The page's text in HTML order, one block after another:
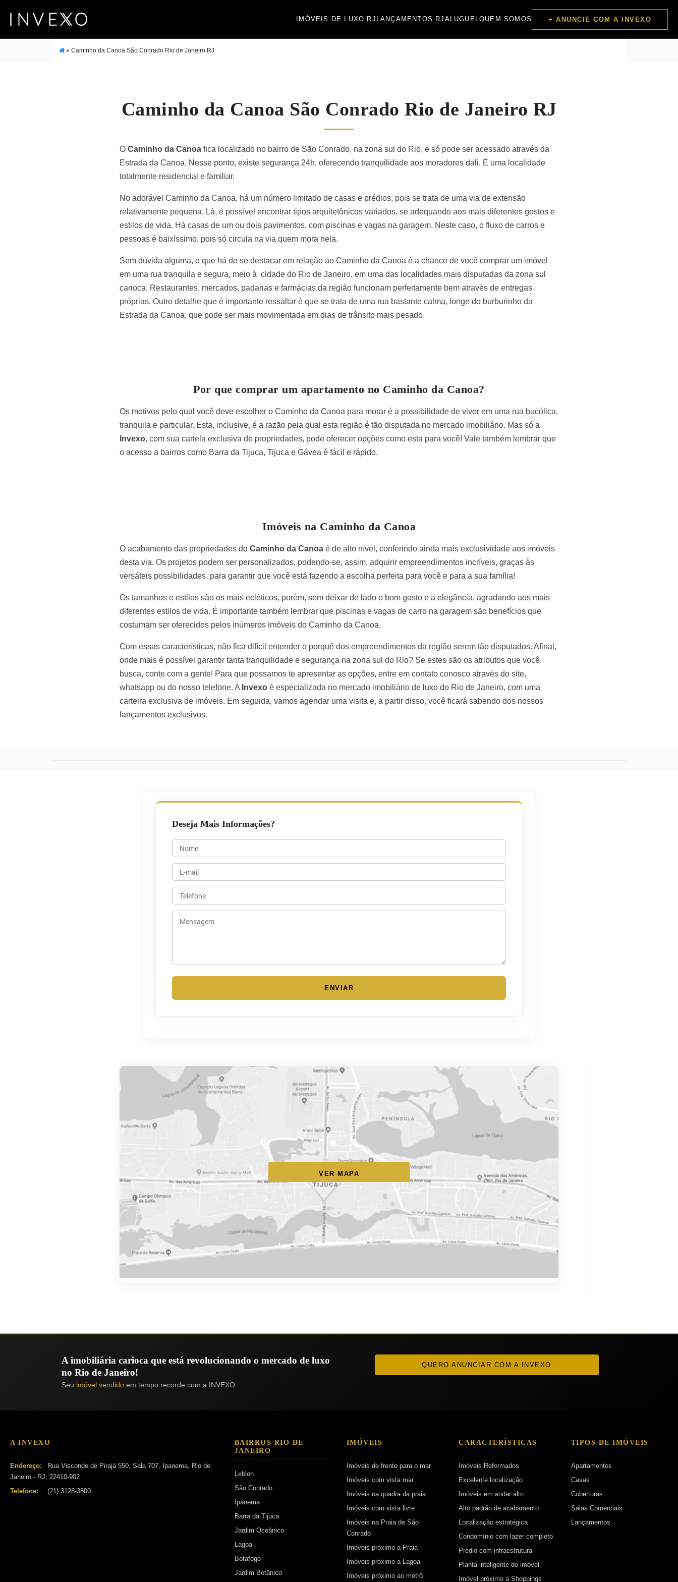
IMÓVEIS DE LUXO RJ LANÇAMENTOS RJ ALUGUELQUEM SOMOS + ANUNCIE COM A INVEXO
» Caminho da Canoa São Conrado Rio de Janeiro RJ
Caminho da Canoa São Conrado Rio de Janeiro RJ
O Caminho da Canoa fica localizado no bairro de São Conrado, na zona sul do Rio, e só pode ser acessado através da
Estrada da Canoa. Nesse ponto, existe segurança 24h, oferecendo tranquilidade aos moradores dali. É uma localidade
totalmente residencial e familiar.
No adorável Caminho da Canoa, há um número limitado de casas e prédios, pois se trata de uma via de extensão
relativamente pequena. Lá, é possível encontrar tipos arquitetônicos variados, se adequando aos mais diferentes gostos e
estilos de vida. Há casas de um ou dois pavimentos, com piscinas e vagas na garagem. Neste caso, o fluxo de carros e
pessoas é baixíssimo, pois só circula na via quem mora nela.
Sem dúvida alguma, o que há de se destacar em relação ao Caminho da Canoa é a chance de você comprar um imóvel
em uma rua tranquila e segura, meio à cidade do Rio de Janeiro, em uma das localidades mais disputadas da zona sul
carioca. Restaurantes, mercados, padarias e farmácias da região funcionam perfeitamente bem através de entregas
próprias. Outro detalhe que é importante ressaltar é que se trata de uma rua bastante calma, longe do burburinho da
Estrada da Canoa, que pode ser mais movimentada em dias de trânsito mais pesado.
Por que comprar um apartamento no Caminho da Canoa?
Os motivos pelo qual você deve escolher o Caminho da Canoa para morar é a possibilidade de viver em uma rua bucólica,
tranquila e particular. Esta, inclusive, é a razão pela qual esta região é tão disputada no mercado imobiliário. Mas só a
Invexo, com sua cartela exclusiva de propriedades, pode oferecer opções como esta para você! Vale também lembrar que
o acesso a bairros como Barra da Tijuca, Tijuca e Gávea é fácil e rápido.
Imóveis na Caminho da Canoa
O acabamento das propriedades do Caminho da Canoa é de alto nível, conferindo ainda mais exclusividade aos imóveis
desta via. Os projetos podem ser personalizados, podendo-se, assim, adquirir empreendimentos incríveis, graças às
versáteis possibilidades, para garantir que você está fazendo a escolha perfeita para você e para a sua família!
Os tamanhos e estilos são os mais ecléticos, porém, sem deixar de lado o bom gosto e a elegância, agradando aos mais
diferentes estilos de vida. É importante também lembrar que piscinas e vagas de carro na garagem são benefícios que
costumam ser oferecidos pelos inúmeros imóveis do Caminho da Canoa.
Com essas características, não fica difícil entender o porquê dos empreendimentos da região serem tão disputados. Afinal,
onde mais é possível garantir tanta tranquilidade e segurança na zona sul do Rio? Se estes são os atributos que você
busca, conte com a gente! Para que possamos te apresentar as opções, entre em contato conosco através do site,
whatsapp ou do nosso telefone. A Invexo é especializada no mercado imobiliário de luxo do Rio de Janeiro, com uma
carteira exclusiva de imóveis. Em seguida, vamos agendar uma visita e, a partir disso, você ficará sabendo dos nossos
lançamentos exclusivos.
VER MAPA
Deseja Mais Informações?
ENVIAR
A imobiliária carioca que está revolucionando o mercado de luxo
no Rio de Janeiro!
Seu imóvel vendido em tempo recorde com a INVEXO.
QUERO ANUNCIAR COM A INVEXO
A INVEXO
Endereço:
Rua Visconde de Pirajá 550, Sala 707, Ipanema, Rio de
Janeiro - RJ, 22410-902
Telefone:
(21) 3128-3800
BAIRROS RIO DE
JANEIRO
Leblon
São Conrado
Ipanema
Barra da Tijuca
Jardim Oceânico
Lagoa
Botafogo
Jardim Botânico
IMÓVEIS
Imóveis de frente para o mar
Imóveis com vista mar
Imóveis na quadra da praia
Imóveis com vista livre
Imóveis na Praia de São
Conrado
Imóveis próximo a Praia
Imóveis próximo a Lagoa
Imóveis próximo ao metrô
CARACTERÍSTICAS
Imóveis Reformados
Excelente localização
Imóveis em andar alto
Alto padrão de acabamento
Localização estratégica
Condomínio com lazer completo
Prédio com infraestrutura
Planta inteligente do imóvel
Imóvel próximo a Shoppings
TIPOS DE IMÓVEIS
Apartamentos
Casas
Coberturas
Salas Comerciais
Lançamentos